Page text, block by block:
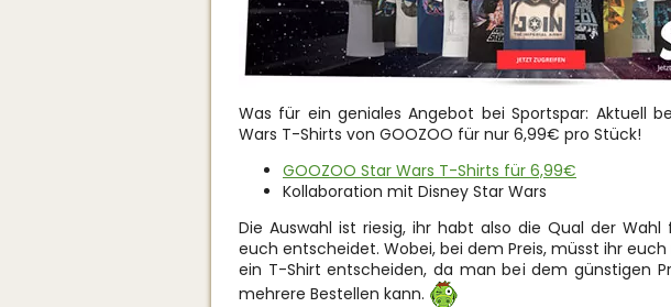
Was für ein geniales Angebot bei Sportspar: Aktuell
Wars T-Shirts von GOOZOO für nur 6,99€ pro Stück!
GOOZOO Star Wars T-Shirts für 6,99€
Kollaboration mit Disney Star Wars
Die Auswahl ist riesig, ihr habt also die Qual der
euch entscheidet. Wobei, bei dem Preis, müsst ihr
ein T-Shirt entscheiden, da man bei dem günstigen
mehrere Bestellen kann.